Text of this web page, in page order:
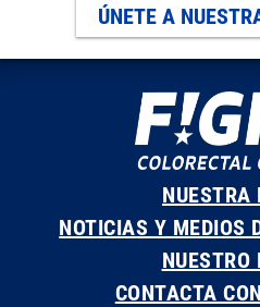
ÚNETE A
NUESTRA
NOTICIAS Y MEDIOS
NUESTRO
CONTACTA